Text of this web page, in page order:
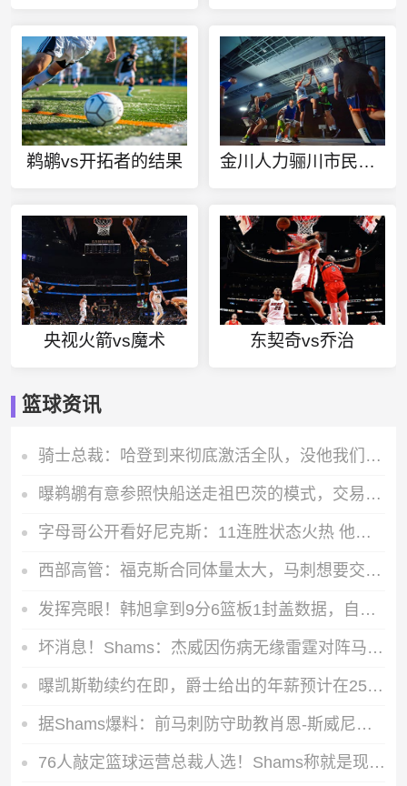
鹈鹕vs开拓者的结果 金川人力骊川市民今日赛事
央视火箭vs魔术 东契奇vs乔治
篮球资讯
骑士总裁：哈登到来彻底激活全队，没他我们根本走不到分区决赛
曝鹈鹕有意参照快船送走祖巴茨的模式，交易墨菲换球员加多个首轮签
字母哥公开看好尼克斯：11连胜状态火热 他们配得上最终总冠军
西部高管：福克斯合同体量太大，马刺想要交易他最少还要再等一年
发挥亮眼！韩旭拿到9分6篮板1封盖数据，自由人主场力压水星获胜
坏消息！Shams：杰威因伤病无缘雷霆对阵马刺西部决赛抢七大战
曝凯斯勒续约在即，爵士给出的年薪预计在2500万到3000万之间
据Shams爆料：前马刺防守助教肖恩-斯威尼将出任魔术主教练
76人敲定篮球运营总裁人选！Shams称就是现任骑士总经理迈克-甘西